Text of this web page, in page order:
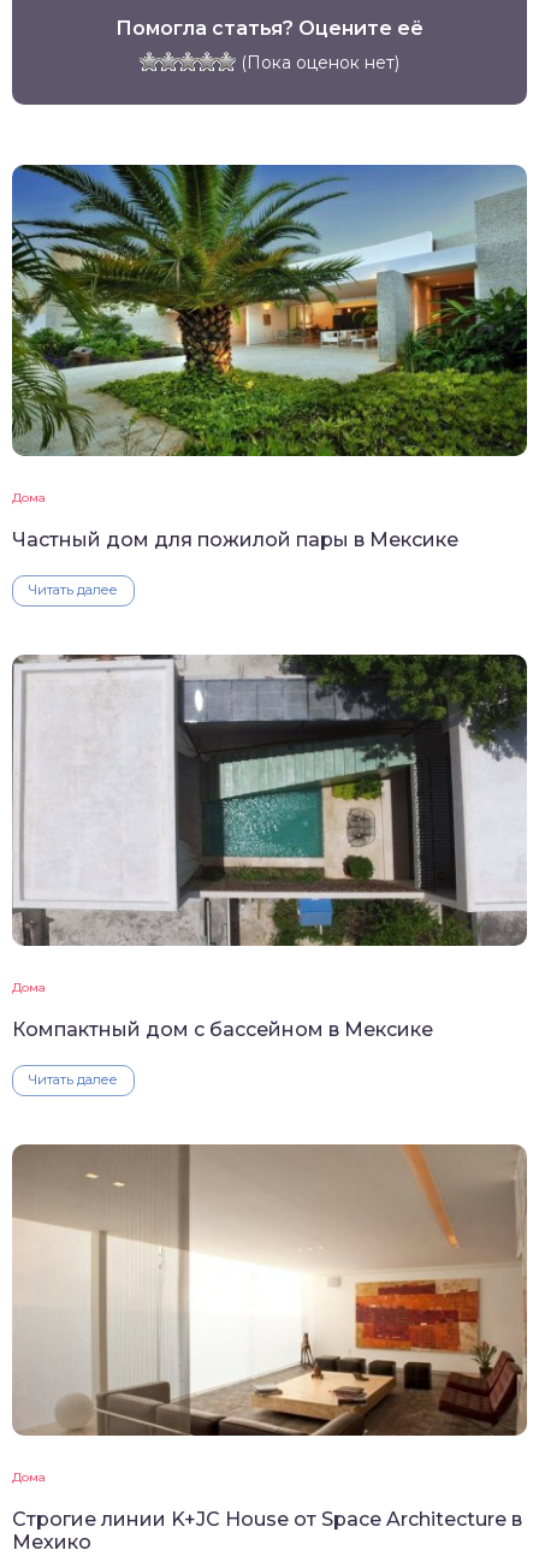
Помогла статья? Оцените её
(Пока оценок нет)
Дома
Частный дом для пожилой пары в Мексике
Читать далее
Дома
Компактный дом с бассейном в Мексике
Читать далее
Дома
Строгие линии K+JC House от Space Architecture в
Мехико